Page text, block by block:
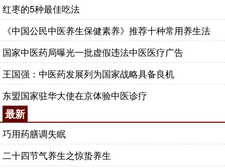
红枣的5种最佳吃法
《中国公民中医养生保健素养》推荐十种常用养生法
国家中医药局曝光一批虚假违法中医医疗广告
王国强：中医药发展列为国家战略具备良机
东盟国家驻华大使在京体验中医诊疗
最新
巧用药膳调失眠
二十四节气养生之惊蛰养生